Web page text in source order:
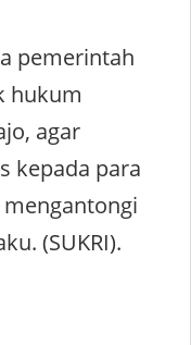
pemerintah
hukum
agar
kepada para
(SUKRI).